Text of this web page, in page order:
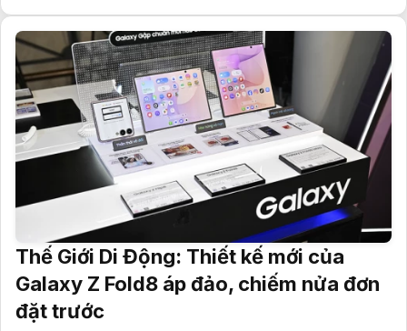
Thế Giới Di Động: Thiết kế mới của
Galaxy Z Fold8 áp đảo, chiếm nửa đơn
đặt trước